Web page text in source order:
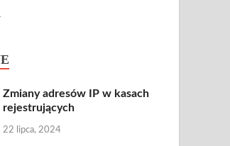
Zmiany adresów IP w kasach
rejestrujących
22 lipca, 2024